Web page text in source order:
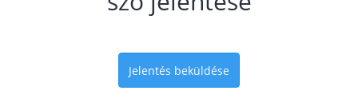
Jelentés beküldése